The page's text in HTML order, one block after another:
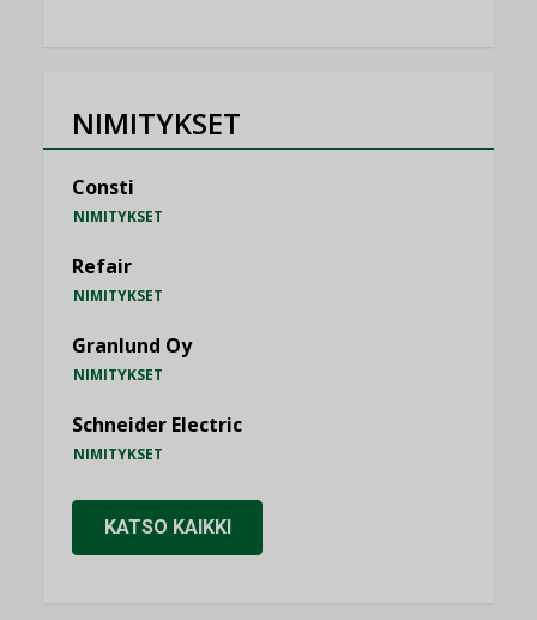
NIMITYKSET
Consti
NIMITYKSET
Refair
NIMITYKSET
Granlund Oy
NIMITYKSET
Schneider Electric
NIMITYKSET
KATSO KAIKKI